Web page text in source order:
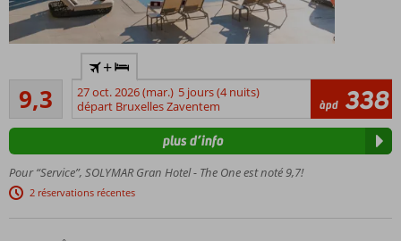
aux
adultes;
âge
16 ans
Emplacement
privilégié en
bordure de la
vaste plage
9,3Excellente
7
commentaires
+
27 oct. 2026 (mar.) 5 jours (4 nuits)
départ Bruxelles Zaventem
àpd 338
Pour “Service”, SOLYMAR Gran Hotel - The One est noté 9,7!
2 réservations récentes
plus d’info